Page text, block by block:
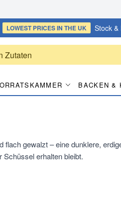
LOWEST PRICESIN THE UK Stock
BACKEN &
flach gewalzt – eine dunklere,
Schüssel erhalten bleibt.